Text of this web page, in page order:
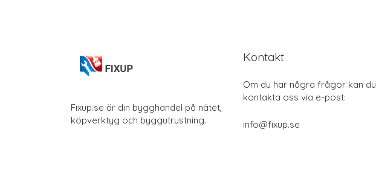
Fixup.se är din bygghandel på nätet,
köpverktyg och byggutrustning.
Kontakt
Om du har några frågor kan du
kontakta oss via e-post:
info@fixup.se